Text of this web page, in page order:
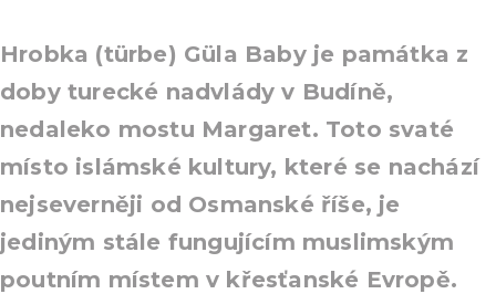
Hrobka (türbe) Güla Baby je památka z
doby turecké nadvlády v Budíně,
nedaleko mostu Margaret. Toto svaté
místo islámské kultury, které se nachází
nejseverněji od Osmanské říše, je
jediným stále fungujícím muslimským
poutním místem v křesťanské Evropě.